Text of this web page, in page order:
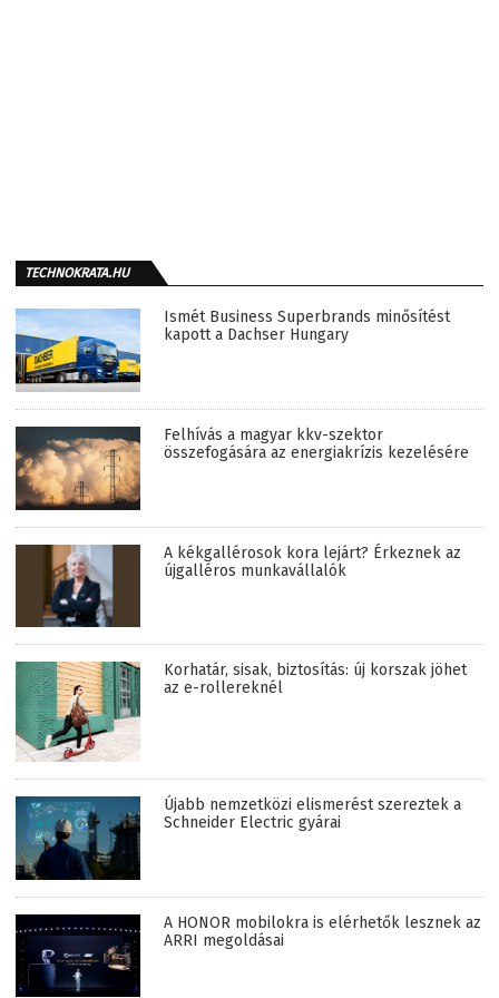
TECHNOKRATA.HU
Ismét Business Superbrands minősítést
kapott a Dachser Hungary
Felhívás a magyar kkv-szektor
összefogására az energiakrízis kezelésére
A kékgallérosok kora lejárt? Érkeznek az
újgalléros munkavállalók
Korhatár, sisak, biztosítás: új korszak jöhet
az e-rollereknél
Újabb nemzetközi elismerést szereztek a
Schneider Electric gyárai
A HONOR mobilokra is elérhetők lesznek az
ARRI megoldásai